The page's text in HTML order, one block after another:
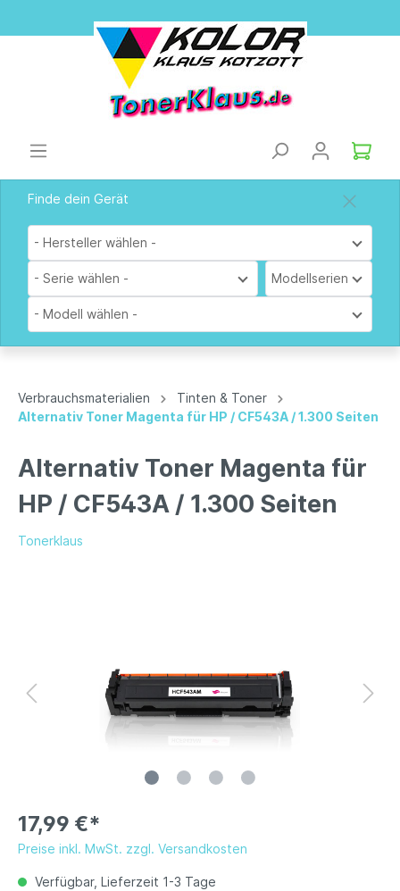
Finde dein Gerät
- Hersteller wählen -
- Serie wählen - Modellserien
- Modell wählen -
Verbrauchsmaterialien
Tinten & Toner
Alternativ Toner Magenta für HP / CF543A / 1.300 Seiten
Alternativ Toner Magenta für
HP / CF543A / 1.300 Seiten
Tonerklaus
17,99 €*
Preise inkl. MwSt. zzgl. Versandkosten
Verfügbar, Lieferzeit 1-3 Tage